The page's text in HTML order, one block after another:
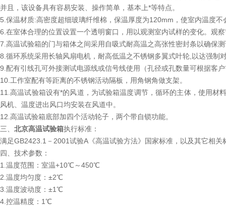
并且，该设备具有容易安装、操作简单，基本上*等特点。
5.保温材质:高密度超细玻璃纤维棉，保温厚度为120mm，使室内温度
6.在室体合理的位置设置一个透明窗口，用以观测室内试样的变化。观
7.高温试验箱的门与箱体之间采用自吸式耐高温之高张性密封条以确保
8.循环系统采用长轴风扇电机，耐高低温之不锈钢多翼式叶轮,以达强制
9.配有引线孔可外接测试电源线或信号线使用（孔径或孔数量可根据客
10.工作室配有等距离的不锈钢活动隔板，用角钢角做支架。
11.高温试验箱设有*的风道，为试验箱温度调节，循环的主体，使用
风机、温度进出风口均安装在风道中。
12.高温试验箱底部加四个活动轮子，两个带自锁功能。
三、 北京高温试验箱执行标准：
满足GB2423.1－2001试验A《高温试验方法》国家标准，以及其它相
四、技术参数：
1.温度范围：室温+10℃～450℃
2.温度均匀度：±2℃
3.温度波动度：±1℃
4.控温精度：1℃